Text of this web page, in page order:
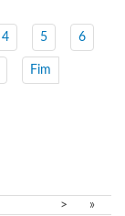
4 5 6
Fim
>
»